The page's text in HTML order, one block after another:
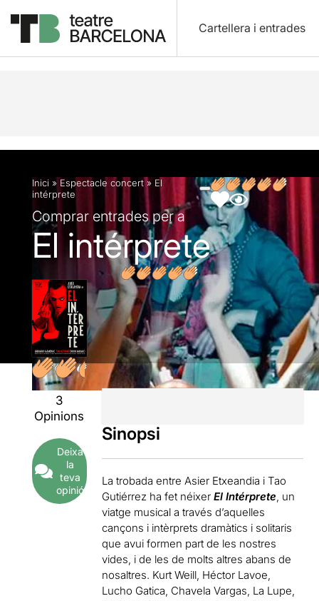
Cartellera i entrades
Descripció Fitxa artística Fotos i vídeos
Inici » Espectacle concert » El
intérprete
Comprar entrades per a
El intérprete
3
Opinions
Deixa
la
teva
opinió
Sinopsi
La trobada entre Asier Etxeandia i Tao
Gutiérrez ha fet néixerEl Intérprete , un
viatge musical a través d’aquelles
cançons i intèrprets dramàtics i solitaris
que avui formen part de les nostres
vides, i de les de molts altres abans de
nosaltres. Kurt Weill, Héctor Lavoe,
Lucho Gatica, Chavela Vargas, La Lupe,